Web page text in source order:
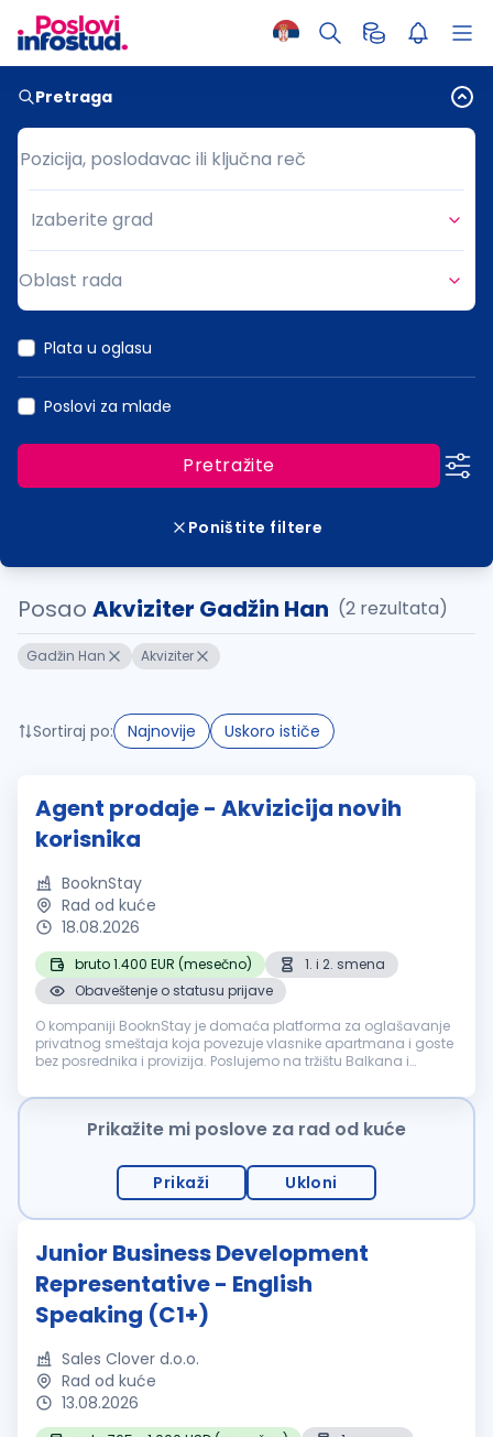
Pretraga
Pozicija, poslodavac ili ključna reč
Pozicija, poslodavac ili ključna reč
Grad
Izaberite grad
Oblast rada
Plata u oglasu
Poslovi za mlade
Pretražite
Poništite filtere
Posao Akviziter Gadžin Han (2 rezultata)
Gadžin Han Akviziter
Sortiraj po: Najnovije Uskoro ističe
Agent prodaje - Akvizicija novih
korisnika
BooknStay
Rad od kuće
18.08.2026
bruto 1.400 EUR (mesečno)
1. i 2. smena
Obaveštenje o statusu prijave
O kompaniji BooknStay je domaća platforma za oglašavanje
privatnog smeštaja koja povezuje vlasnike apartmana i goste
bez posrednika i provizija. Poslujemo na tržištu Balkana i
poslovanja. Zbog ...
Prikažite mi poslove za rad od kuće
Prikaži Ukloni
Junior Business Development
Representative - English
Speaking (C1+)
Sales Clover d.o.o.
Rad od kuće
13.08.2026